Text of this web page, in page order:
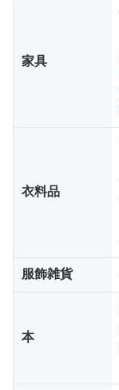
家具
衣料品
服飾雑貨
本